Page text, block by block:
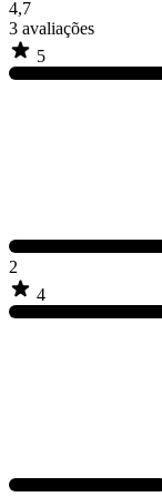
4,7
3 avaliações
5
2
4